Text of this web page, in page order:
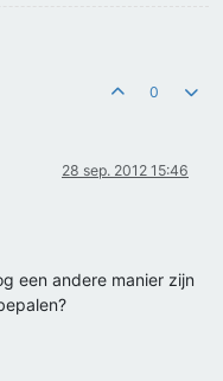
0
28 sep. 2012 15:46
een andere manier zijn